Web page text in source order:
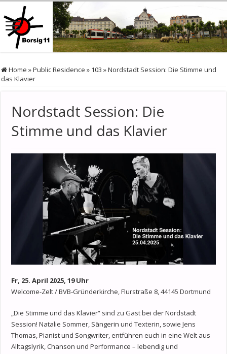
Home »Public Residence » 103 »Nordstadt Session: Die Stimme und
das Klavier
Nordstadt Session: Die
Stimme und das Klavier
Fr, 25. April 2025, 19 Uhr
Welcome-Zelt / BVB-Gründerkirche, Flurstraße 8, 44145 Dortmund
„Die Stimme und das Klavier“ sind zu Gast bei der Nordstadt
Session! Natalie Sommer, Sängerin und Texterin, sowie Jens
Thomas, Pianist und Songwriter, entführen euch in eine Welt aus
Alltagslyrik, Chanson und Performance – lebendig und